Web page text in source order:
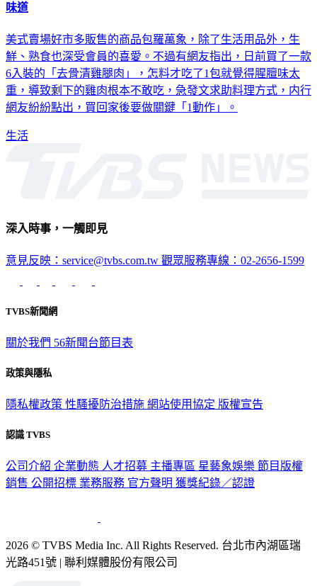
味道
美式賣場好市多販售的商品包羅萬象，除了生活用品外，生
鮮、熟食也深受會員的喜愛。不過有網友指出，日前買了一款
6入裝的「去骨清雞腿肉」，怎料才吃了1包就覺得腥膻味太
重，導致剩下的雞肉根本不敢吃，急發文求助料理方式，内行
網友紛紛點出，買回家後要做關鍵「1動作」。
生活
深入時事，一觸即見
意見反映：service@tvbs.com.tw 觀眾服務專線：02-2656-1599
TVBS新聞網
關於我們 56新聞台節目表
政策與隱私
隱私權政策 性騷擾防治措施 網站使用協定 版權宣告
認識 TVBS
公司介紹 企業動態 人才招募 主播專區 星藝象娛樂 節目版權
銷售 公開招標 業務服務 官方聲明 獲獎紀錄／認證
2026 © TVBS Media Inc. All Rights Reserved. 台北市內湖區瑞
光路451號 | 聯利媒體股份有限公司